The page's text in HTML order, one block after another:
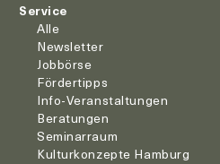
Service
Alle
Newsletter
Jobbörse
Fördertipps
Info-Veranstaltungen
Beratungen
Seminarraum
Kulturkonzepte Hamburg